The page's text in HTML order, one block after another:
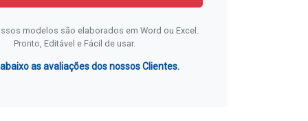
modelos são elaborados em Word ou Excel.
Pronto, Editável e Fácil de usar.
abaixo as avaliações dos nossos Clientes.